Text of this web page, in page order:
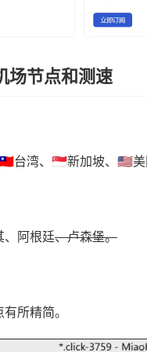
节点和测速
台湾、🇸🇬新加坡、🇺🇸
、阿根廷、卢森堡。
所精简。